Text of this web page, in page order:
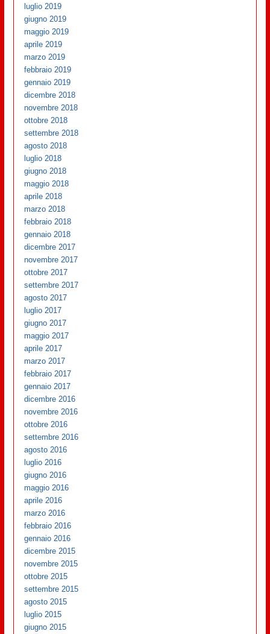
luglio 2019
giugno 2019
maggio 2019
aprile 2019
marzo 2019
febbraio 2019
gennaio 2019
dicembre 2018
novembre 2018
ottobre 2018
settembre 2018
agosto 2018
luglio 2018
giugno 2018
maggio 2018
aprile 2018
marzo 2018
febbraio 2018
gennaio 2018
dicembre 2017
novembre 2017
ottobre 2017
settembre 2017
agosto 2017
luglio 2017
giugno 2017
maggio 2017
aprile 2017
marzo 2017
febbraio 2017
gennaio 2017
dicembre 2016
novembre 2016
ottobre 2016
settembre 2016
agosto 2016
luglio 2016
giugno 2016
maggio 2016
aprile 2016
marzo 2016
febbraio 2016
gennaio 2016
dicembre 2015
novembre 2015
ottobre 2015
settembre 2015
agosto 2015
luglio 2015
giugno 2015